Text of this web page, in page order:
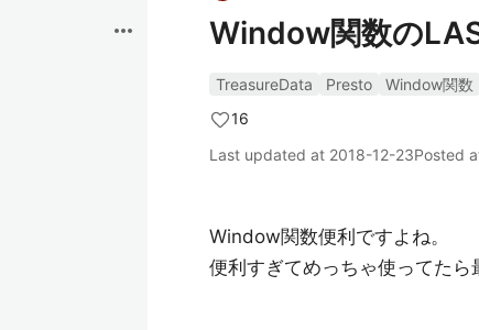
more_horiz Window関数の
TreasureData Presto
Window関数
16
Last updated at 2018-12-23Posted
Window関数便利ですよね。
便利すぎてめっちゃ使ってたら